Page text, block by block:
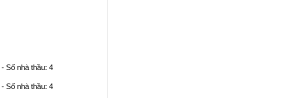
- Số nhà thầu: 4
- Số nhà thầu: 4